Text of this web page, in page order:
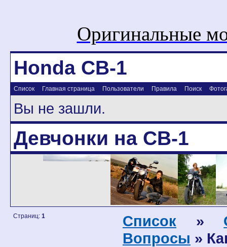
Оригинальные
Honda CB-1
Список Главная страница Пользователи Правила Поиск
Вы не зашли.
Девчонки на CB-1
Страниц: 1 Список »
Вопросы »